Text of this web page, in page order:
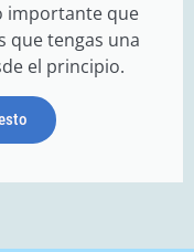
importante que
que tengas una
el principio.